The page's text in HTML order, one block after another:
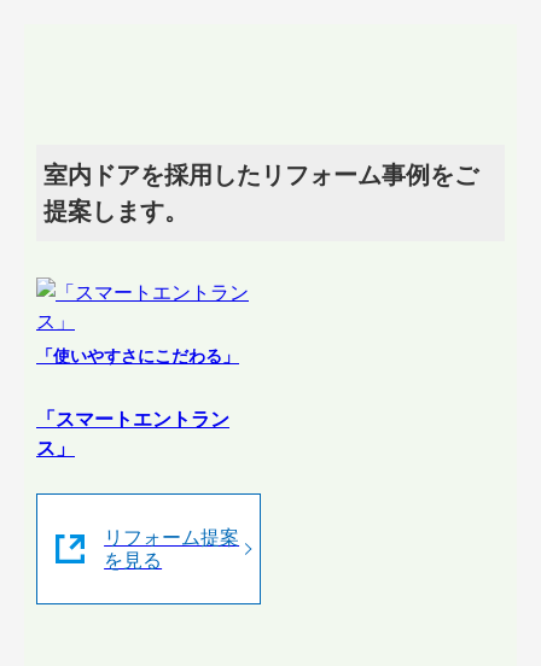
室内ドアを採用したリフォーム事例をご
提案します。
「使いやすさにこだわる」
「スマートエントラン
ス」
リフォーム提案
を見る